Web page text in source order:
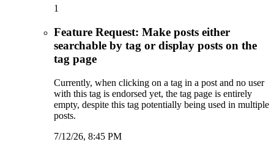
1
Feature Request: Make posts either
searchable by tag or display posts on the
tag page
Currently, when clicking on a tag in a post and no user
with this tag is endorsed yet, the tag page is entirely
empty, despite this tag potentially being used in multiple
posts.
7/12/26, 8:45 PM